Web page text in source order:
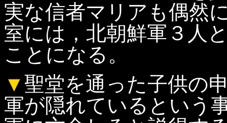
実な信者マリアも偶然
室には，北朝鮮軍３人
ことになる。
▼ 聖堂を通った子供の
軍が隠れているという